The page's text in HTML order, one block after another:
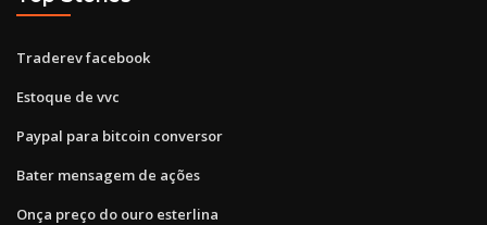
Traderev facebook
Estoque de vvc
Paypal para bitcoin conversor
Bater mensagem de ações
Onça preço do ouro esterlina